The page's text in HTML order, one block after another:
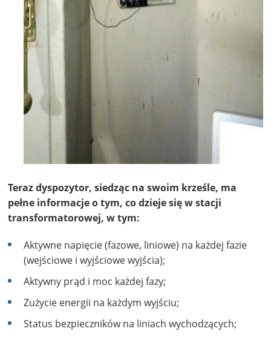
Teraz dyspozytor, siedząc na swoim krześle, ma
pełne informacje o tym, co dzieje się w stacji
transformatorowej, w tym:
Aktywne napięcie (fazowe, liniowe) na każdej fazie
(wejściowe i wyjściowe wyjścia);
Aktywny prąd i moc każdej fazy;
Zużycie energii na każdym wyjściu;
Status bezpieczników na liniach wychodzących;